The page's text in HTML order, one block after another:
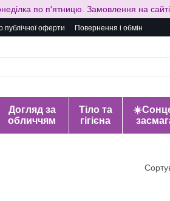
по п'ятницю. Замовлення на
публічної оферти Повернення і обмін
Догляд за
обличчям
Тіло та
гігієна